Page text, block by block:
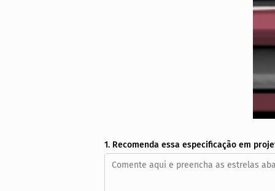
1. Recomenda essa especificação em